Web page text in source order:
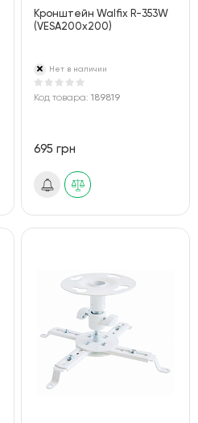
Кронштейн Walfix R-353W
(VESA200х200)
Нет в наличии
Код товара:189819
695 грн